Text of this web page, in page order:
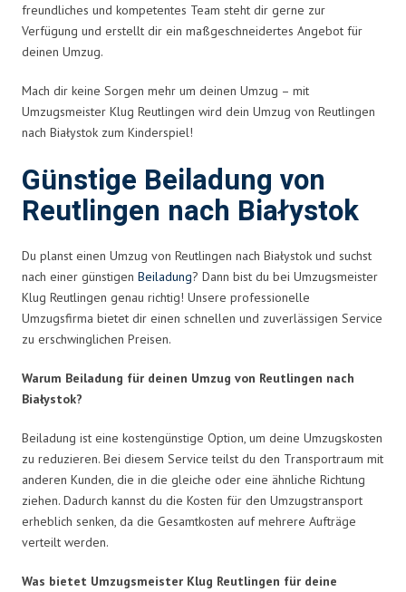
freundliches und kompetentes Team steht dir gerne zur
Verfügung und erstellt dir ein maßgeschneidertes Angebot für
deinen Umzug.
Mach dir keine Sorgen mehr um deinen Umzug – mit
Umzugsmeister Klug Reutlingen wird dein Umzug von Reutlingen
nach Białystok zum Kinderspiel!
Günstige Beiladung von
Reutlingen nach Białystok
Du planst einen Umzug von Reutlingen nach Białystok und suchst
nach einer günstigen Beiladung? Dann bist du bei Umzugsmeister
Klug Reutlingen genau richtig! Unsere professionelle
Umzugsfirma bietet dir einen schnellen und zuverlässigen Service
zu erschwinglichen Preisen.
Warum Beiladung für deinen Umzug von Reutlingen nach
Białystok?
Beiladung ist eine kostengünstige Option, um deine Umzugskosten
zu reduzieren. Bei diesem Service teilst du den Transportraum mit
anderen Kunden, die in die gleiche oder eine ähnliche Richtung
ziehen. Dadurch kannst du die Kosten für den Umzugstransport
erheblich senken, da die Gesamtkosten auf mehrere Aufträge
verteilt werden.
Was bietet Umzugsmeister Klug Reutlingen für deine